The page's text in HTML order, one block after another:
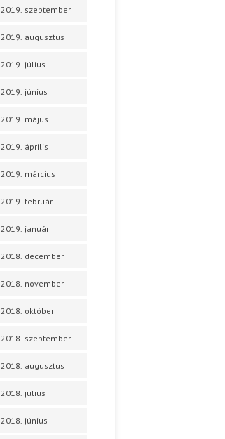
2019. szeptember
2019. augusztus
2019. július
2019. június
2019. május
2019. április
2019. március
2019. február
2019. január
2018. december
2018. november
2018. október
2018. szeptember
2018. augusztus
2018. július
2018. június